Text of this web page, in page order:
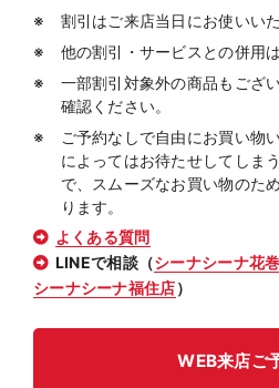
割引はご来店当日にお使いい
他の割引・サービスとの併用
一部割引対象外の商品もござ
確認ください。
ご予約なしで自由にお買い物
によってはお待たせしてしま
で、スムーズなお買い物のた
ります。
よくある質問
LINEで相談（シーナシーナ花
シーナシーナ福住店）
WEB来店ご